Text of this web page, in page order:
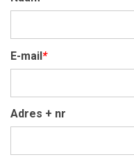
E-mail*
Adres + nr